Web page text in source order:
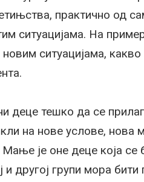
практично од
ситуацијама. На
ситуацијама,
деце тешко да се
на нове услове, нова
је оне деце која се
другој групи мора бити